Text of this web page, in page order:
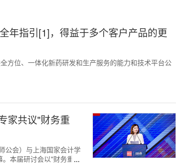
汉诺威工业博览会
广告营销传媒
年指引[1]，得益于多个客户产品的更
方位、一体化新药研发和生产服务的能力和技术平台公
家共议"财务重
公会）与上海国家会计学
本届研讨会以"财务重